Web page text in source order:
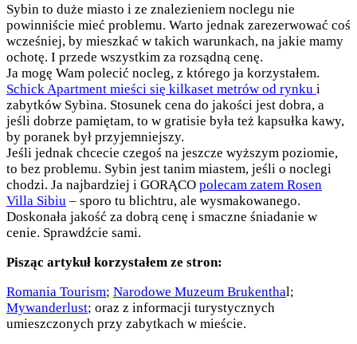
Sybin to duże miasto i ze znalezieniem noclegu nie
powinniście mieć problemu. Warto jednak zarezerwować coś
wcześniej, by mieszkać w takich warunkach, na jakie mamy
ochotę. I przede wszystkim za rozsądną cenę.
Ja mogę Wam polecić nocleg, z którego ja korzystałem.
Schick Apartment mieści się kilkaset metrów od rynku i
zabytków Sybina. Stosunek cena do jakości jest dobra, a
jeśli dobrze pamiętam, to w gratisie była też kapsułka kawy,
by poranek był przyjemniejszy.
Jeśli jednak chcecie czegoś na jeszcze wyższym poziomie,
to bez problemu. Sybin jest tanim miastem, jeśli o noclegi
chodzi. Ja najbardziej i GORĄCO polecam zatem Rosen
Villa Sibiu – sporo tu blichtru, ale wysmakowanego.
Doskonała jakość za dobrą cenę i smaczne śniadanie w
cenie. Sprawdźcie sami.
Pisząc artykuł korzystałem ze stron:
Romania Tourism; Narodowe Muzeum Brukenthal;
Mywanderlust; oraz z informacji turystycznych
umieszczonych przy zabytkach w mieście.